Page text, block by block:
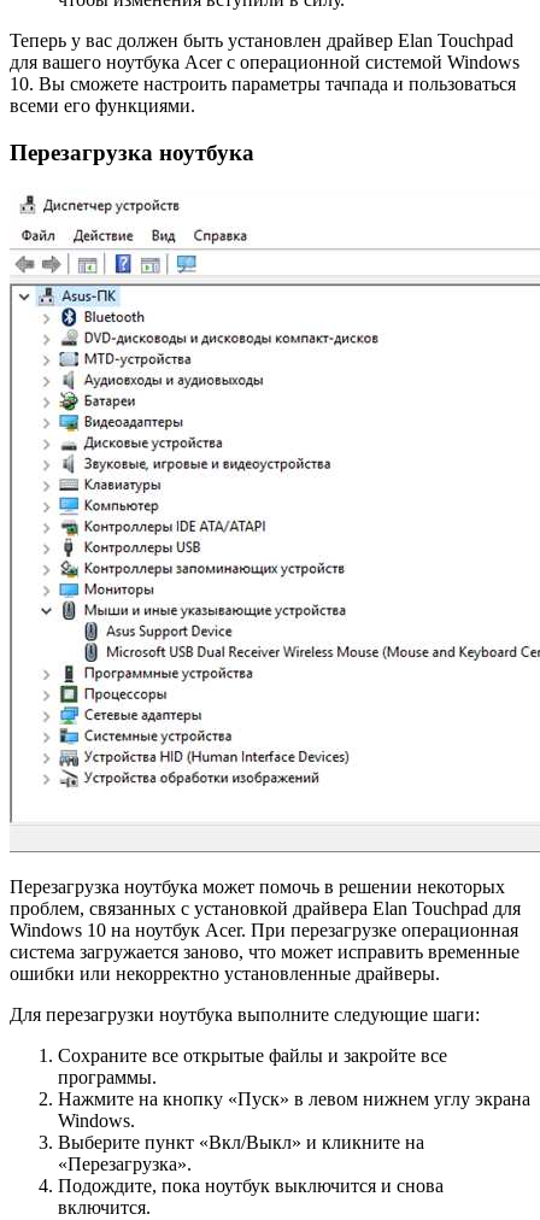
Теперь у вас должен быть установлен драйвер Elan Touchpad
для вашего ноутбука Acer с операционной системой Windows
10. Вы сможете настроить параметры тачпада и пользоваться
всеми его функциями.
Перезагрузка ноутбука
Перезагрузка ноутбука может помочь в решении некоторых
проблем, связанных с установкой драйвера Elan Touchpad для
Windows 10 на ноутбук Acer. При перезагрузке операционная
система загружается заново, что может исправить временные
ошибки или некорректно установленные драйверы.
Для перезагрузки ноутбука выполните следующие шаги:
Сохраните все открытые файлы и закройте все
программы.
Нажмите на кнопку «Пуск» в левом нижнем углу экрана
Windows.
Выберите пункт «Вкл/Выкл» и кликните на
«Перезагрузка».
Подождите, пока ноутбук выключится и снова
включится.